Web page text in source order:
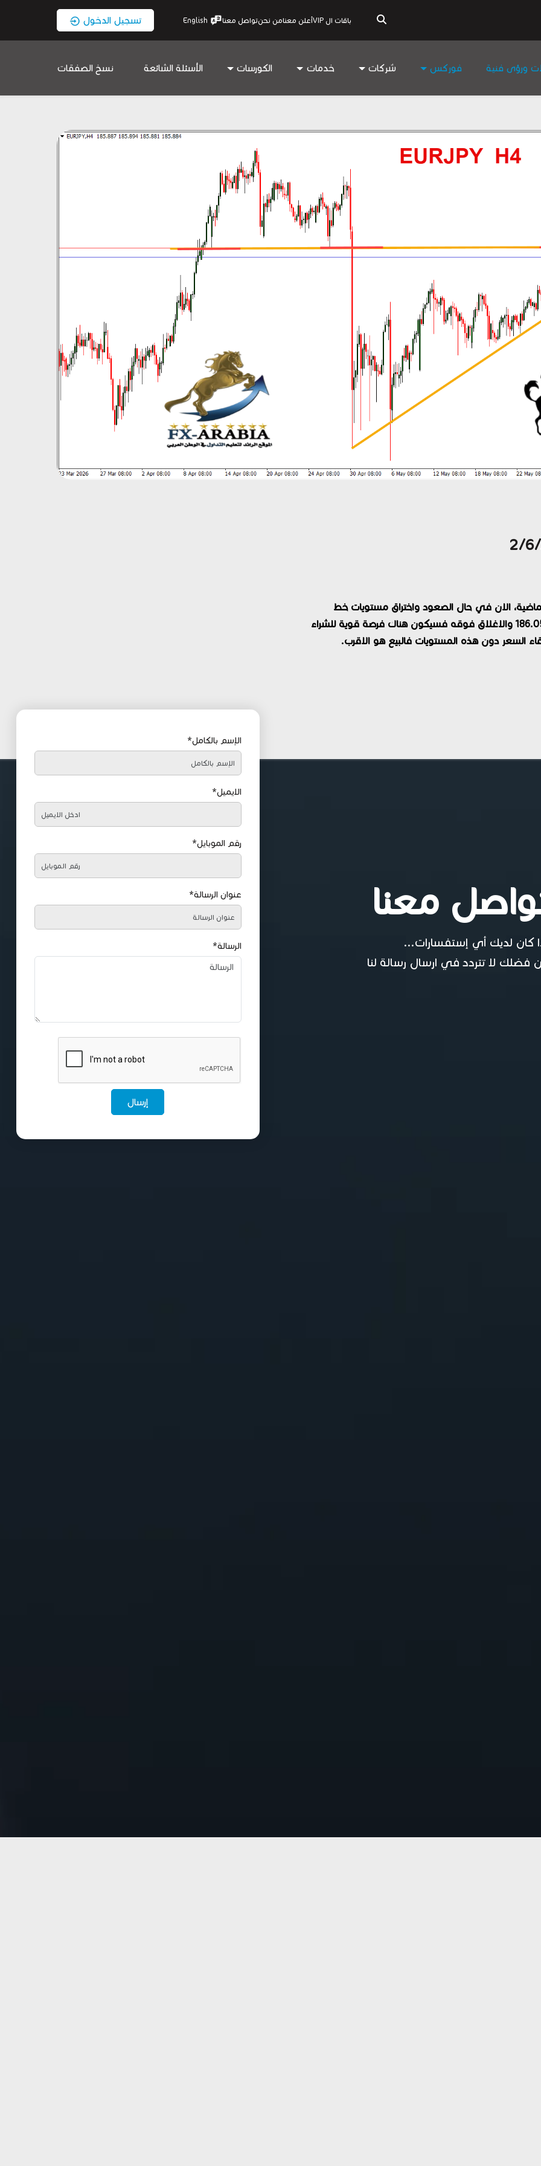
باقات ال VIP أعلن معنامن نحنتواصل معنا English تسجيل الدخول
ورؤى فنية فوركس شركات خدمات الكورسات الأسئلة الشائعة نسخ الصفقات
الان في حال الصعود واختراق مستويات خط
المقاومة القوي او ضلع المثلث العلوي عند أسعار 186.05 والاغلاق فوقه فسيكون هناك فرصة قوية للشراء
معنا
كان لديك أي إستفسارات...
فضلك لا تتردد في ارسال رسالة لنا
الإسم بالكامل*
الايميل*
رقم الموبايل*
عنوان الرسالة*
الرسالة*
إرسال